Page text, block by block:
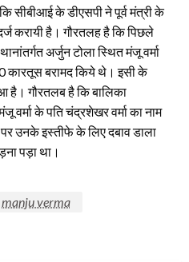
सीबीआई के डीएसपी ने पूर्व मंत्री के
करायी है। गौरतलह है कि पिछले
अर्जुन टोला स्थित मंजू वर्मा
कारतूस बरामद किये थे। इसी के
गौरतलब है कि बालिका
वर्मा के पति चंद्रशेखर वर्मा का नाम
उनके इस्तीफे के लिए दबाव डाला
पड़ा था।
manju verma